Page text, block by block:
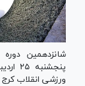
شانزدهمین
ورزشی انقلاب